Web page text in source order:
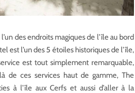
des endroits magiques de l’île au bord
est l’un des 5 étoiles historiques de l’île,
est tout simplement remarquable,
de ces services haut de gamme, The
à l’île aux Cerfs et aussi d’aller à la